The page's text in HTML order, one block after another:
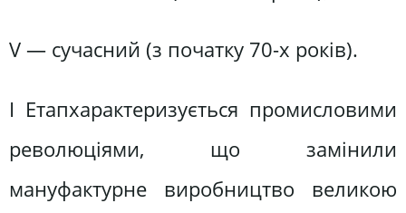
V — сучасний (з початку 70-х років).
I Eтапхарактеризується промисловими
революціями, що замінили
мануфактурне виробництво великою